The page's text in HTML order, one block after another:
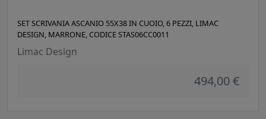
SET SCRIVANIA ASCANIO 55X38 IN CUOIO, 6 PEZZI, LIMAC
DESIGN, MARRONE, CODICE STAS06CC0011
Limac Design
494,00 €